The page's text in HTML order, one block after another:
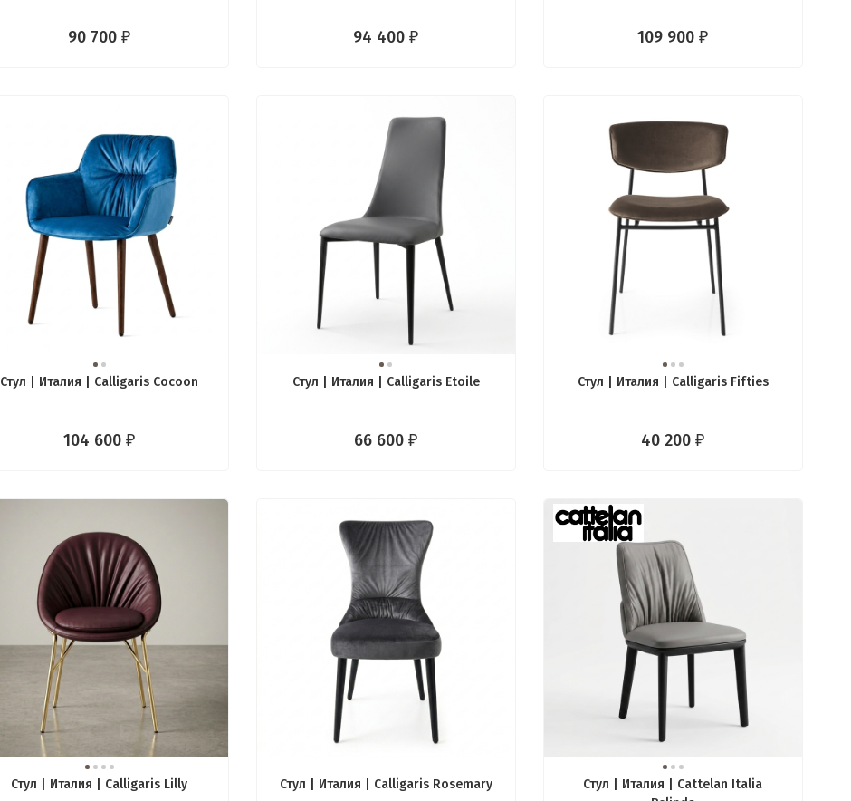
90 700₽ 94 400₽ 109 900₽
Стул | Италия | Calligaris Cocoon
104 600₽
Стул | Италия | Calligaris Etoile
66 600₽
Стул | Италия | Calligaris Fifties
40 200₽
Стул | Италия | Calligaris Lilly Стул | Италия | Calligaris Rosemary
Стул | Италия | Cattelan Italia